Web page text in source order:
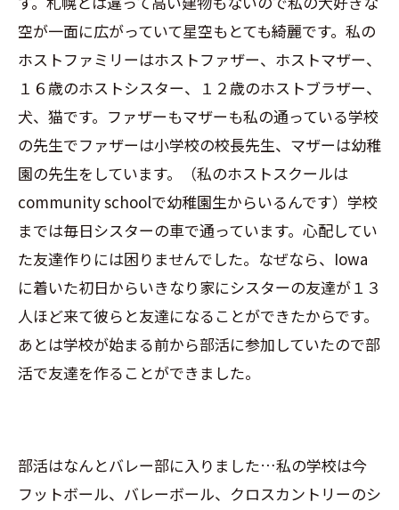
空が一面に広がっていて星空もとても綺麗です。私の
ホストファミリーはホストファザー、ホストマザー、
１６歳のホストシスター、１２歳のホストブラザー、
犬、猫です。ファザーもマザーも私の通っている学校
の先生でファザーは小学校の校長先生、マザーは幼稚
園の先生をしています。（私のホストスクールは
community schoolで幼稚園生からいるんです）学校
までは毎日シスターの車で通っています。心配してい
た友達作りには困りませんでした。なぜなら、Iowa
に着いた初日からいきなり家にシスターの友達が１３
人ほど来て彼らと友達になることができたからです。
あとは学校が始まる前から部活に参加していたので部
活で友達を作ることができました。
部活はなんとバレー部に入りました…私の学校は今
フットボール、バレーボール、クロスカントリーのシ